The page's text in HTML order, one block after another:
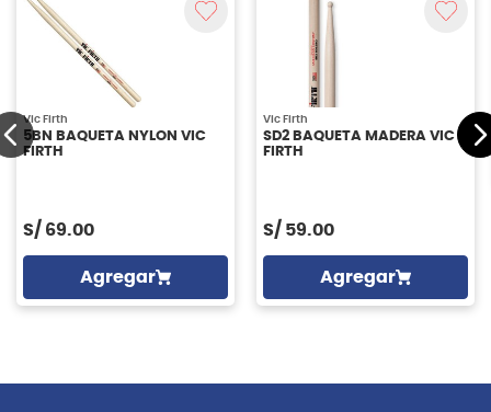
Vic Firth
5BN BAQUETA NYLON VIC
FIRTH
S/ 69.00
Agregar
Vic Firth
SD2 BAQUETA MADERA VIC
FIRTH
S/ 59.00
Agregar